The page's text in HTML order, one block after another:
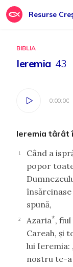
Resurse
BIBLIA
Ieremia 43
0:00:00
0:00:00
Ieremia târât
1
Când a
popor
spună,
2 Azaria*,
Careah, şi
lui Ieremia:
nostru te-a